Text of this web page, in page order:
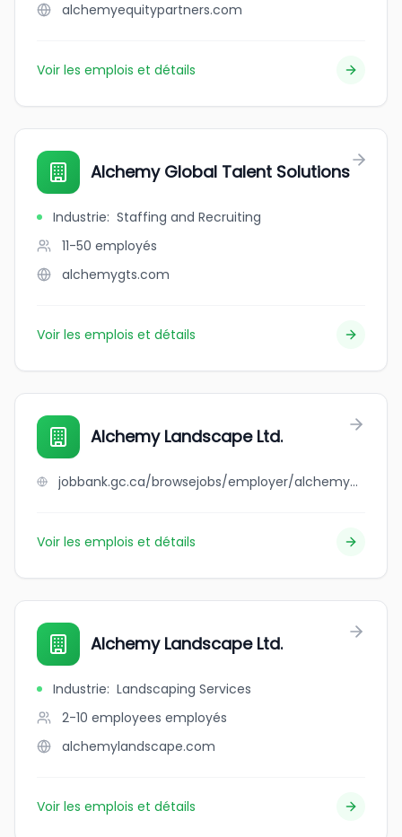
alchemyequitypartners.com
Voir les emplois et détails
Alchemy Global Talent Solutions
Industrie: Staffing and Recruiting
11-50 employés
alchemygts.com
Voir les emplois et détails
Alchemy Landscape Ltd.
jobbank.gc.ca/browsejobs/employer/alchemy+landscape+ltd./ca
Voir les emplois et détails
Alchemy Landscape Ltd.
Industrie: Landscaping Services
2-10 employees employés
alchemylandscape.com
Voir les emplois et détails